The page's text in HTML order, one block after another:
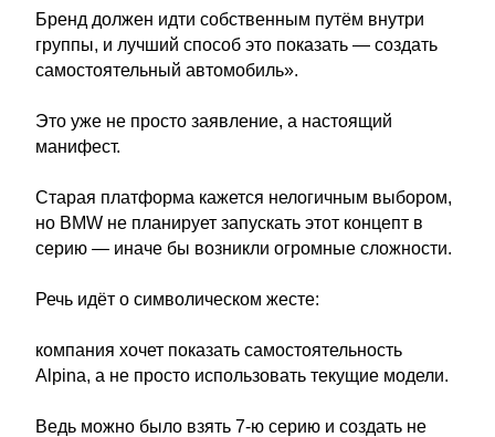
Бренд должен идти собственным путём внутри
группы, и лучший способ это показать — создать
самостоятельный автомобиль».
Это уже не просто заявление, а настоящий
манифест.
Старая платформа кажется нелогичным выбором,
но BMW не планирует запускать этот концепт в
серию — иначе бы возникли огромные сложности.
Речь идёт о символическом жесте:
компания хочет показать самостоятельность
Alpina, а не просто использовать текущие модели.
Ведь можно было взять 7-ю серию и создать не